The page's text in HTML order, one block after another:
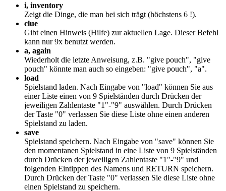
i, inventory
Zeigt die Dinge, die man bei sich trägt (höchstens 6 !).
clue
Gibt einen Hinweis (Hilfe) zur aktuellen Lage. Dieser Befehl
kann nur 9x benutzt werden.
a, again
Wiederholt die letzte Anweisung, z.B. "give pouch", "give
pouch" könnte man auch so eingeben: "give pouch", "a".
load
Spielstand laden. Nach Eingabe von "load" können Sie aus
einer Liste einen von 9 Spielständen durch Drücken der
jeweiligen Zahlentaste "1"-"9" auswählen. Durch Drücken
der Taste "0" verlassen Sie diese Liste ohne einen anderen
Spielstand zu laden.
save
Spielstand speichern. Nach Eingabe von "save" können Sie
den momentanen Spielstand in eine Liste von 9 Spielständen
durch Drücken der jeweiligen Zahlentaste "1"-"9" und
folgenden Eintippen des Namens und RETURN speichern.
Durch Drücken der Taste "0" verlassen Sie diese Liste ohne
einen Spielstand zu speichern.